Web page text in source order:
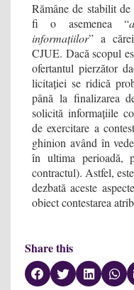
Rămâne de stabilit
fi o asemenea “
informațiilor” a
CJUE. Dacă scopul
ofertantul pierzător
licitației se ridică
până la finalizarea
solicită informațiile
de exercitare a
ghinion având în
în ultima perioadă,
contractul). Astfel,
dezbată aceste
obiect contestarea
Share this